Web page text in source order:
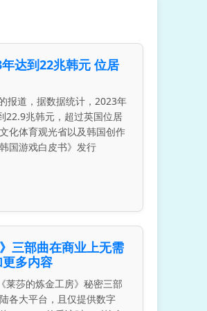
达到22兆韩元 位居
报道，据数据统计，2023年
22.9兆韩元，超过英国位居
化体育观光省以及韩国创作
国游戏白皮书》发行
三部曲在商业上无需
多内容
莱莎的炼金工房》秘密三部
各大平台，且仅提供数字